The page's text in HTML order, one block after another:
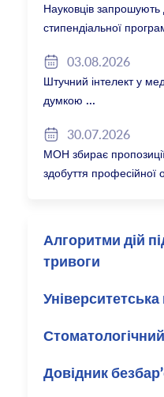
Науковців
стипендіальної
03.08.2026
Штучний інтелект у
думкою
30.07.2026
МОН збирає
здобуття професійної
Алгоритми дій
тривоги
Університетська
Довідник